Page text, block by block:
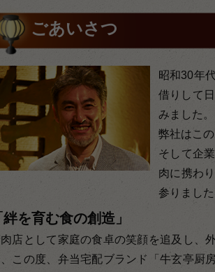
ごあいさつ
昭和30年
借りして
みました。
弊社はこ
そして企
肉に携わ
参りました
を育む食の創造」
店として家庭の食卓の笑顔を追及し、
この度、弁当宅配ブランド「牛玄亭厨